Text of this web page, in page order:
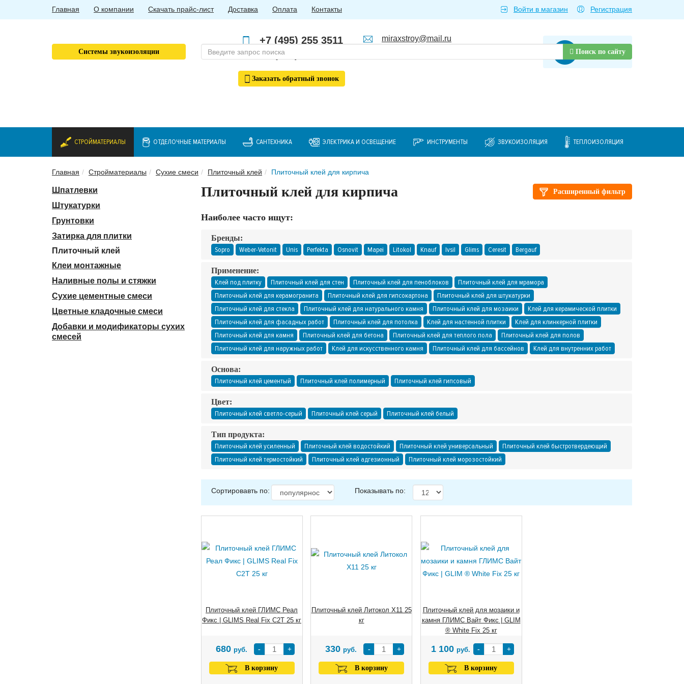
СТРОЙМАТЕРИАЛЫ ОТДЕЛОЧНЫЕ МАТЕРИАЛЫ САНТЕХНИКА ЭЛЕКТРИКА И ОСВЕЩЕНИЕ ИНСТРУМЕНТЫ ЗВУКОИЗОЛЯЦИЯ ТЕПЛОИЗОЛЯЦИЯ
Главная О компании Скачать прайс-лист Доставка Оплата Контакты Войти в магазин Регистрация
Товаров нет
+7 (495) 255 3511
+7 (985) 762 4123
Заказать обратный звонок
miraxstroy@mail.ru
Системы звукоизоляции Поиск по сайту
Главная Стройматериалы Сухие смеси Плиточный клей Плиточный клей для кирпича
Шпатлевки
Штукатурки
Грунтовки
Затирка для плитки
Плиточный клей
Клеи монтажные
Наливные полы и стяжки
Сухие цементные смеси
Цветные кладочные смеси
Добавки и модификаторы сухих
смесей
Расширенный фильтр
Плиточный клей для кирпича
Наиболее часто ищут:
Бренды:
Sopro
Weber-Vetonit Unis Perfekta Osnovit Mapei Litokol Knauf Ivsil Glims Ceresit Bergauf
Применение:
Клей под плитку
Плиточный клей для стен Плиточный клей для пеноблоков
Плиточный клей для мрамора
Плиточный клей для керамогранита
Плиточный клей для гипсокартона
Плиточный клей для штукатурки
Плиточный клей для стекла
Плиточный клей для натурального камня Плиточный клей для мозаики
Клей для керамической плитки
Плиточный клей для фасадных работ
Плиточный клей для потолка Клей для настенной плитки
Клей для клинкерной плитки
Плиточный клей для камня
Плиточный клей для бетона Плиточный клей для теплого пола
Плиточный клей для полов
Плиточный клей для наружных работ
Клей для искусственного камня Плиточный клей для бассейнов Клей для внутренних работ
Основа:
Плиточный клей цементый
Плиточный клей полимерный Плиточный клей гипсовый
Цвет:
Плиточный клей светло-серый
Плиточный клей серый Плиточный клей белый
Тип продукта:
Плиточный клей усиленный
Плиточный клей водостойкий Плиточный клей универсальный
Плиточный клей быстротвердеющий
Плиточный клей термостойкий
Плиточный клей адгезионный Плиточный клей морозостойкий
Сортировавть по: Показывать по:
Плиточный клей ГЛИМС Реал
Фикс | GLIMS Real Fix C2T 25 кг
- +
680 руб.
В корзину
Плиточный клей Литокол Х11 25
кг
- +
330 руб.
В корзину
Плиточный клей для мозаики и
камня ГЛИМС Вайт Фикс | GLIM
® White Fix 25 кг
- +
1 100 руб.
В корзину